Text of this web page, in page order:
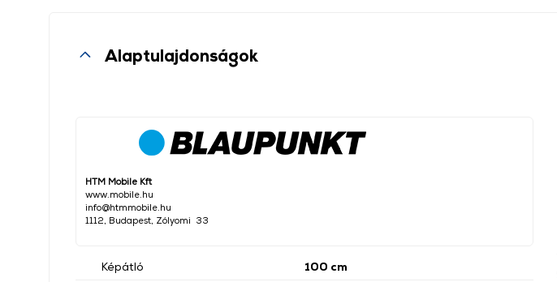
Alaptulajdonságok
HTM Mobile Kft
www.mobile.hu
info@htmmobile.hu
1112, Budapest, Zólyomi 33
Képátló
100 cm